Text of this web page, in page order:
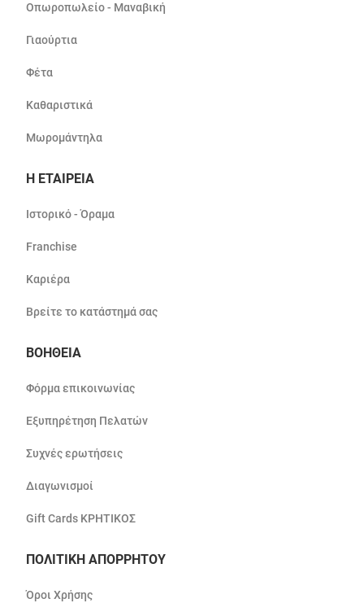
Οπωροπωλείο - Μαναβική
Γιαούρτια
Φέτα
Καθαριστικά
Μωρομάντηλα
Η ΕΤΑΙΡΕΙΑ
Ιστορικό - Όραμα
Franchise
Καριέρα
Βρείτε το κατάστημά σας
ΒΟΗΘΕΙΑ
Φόρμα επικοινωνίας
Εξυπηρέτηση Πελατών
Συχνές ερωτήσεις
Διαγωνισμοί
Gift Cards ΚΡΗΤΙΚΟΣ
ΠΟΛΙΤΙΚΗ ΑΠΟΡΡΗΤΟΥ
Όροι Χρήσης